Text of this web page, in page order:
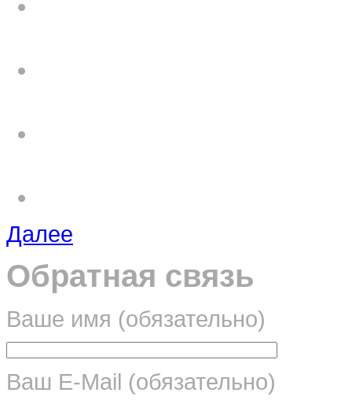
Далее
Обратная связь
Ваше имя (обязательно)
Ваш E-Mail (обязательно)